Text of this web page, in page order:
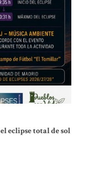
eclipse total de sol